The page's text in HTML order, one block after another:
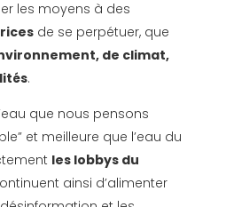
les moyens à des
de se perpétuer, que
de climat,
.
que nous pensons
et meilleure que l’eau du
les lobbys du
ainsi d’alimenter